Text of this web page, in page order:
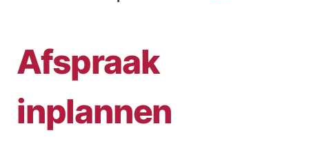
Afspraak
inplannen